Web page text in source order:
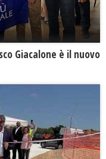
Giacalone è il nuovo